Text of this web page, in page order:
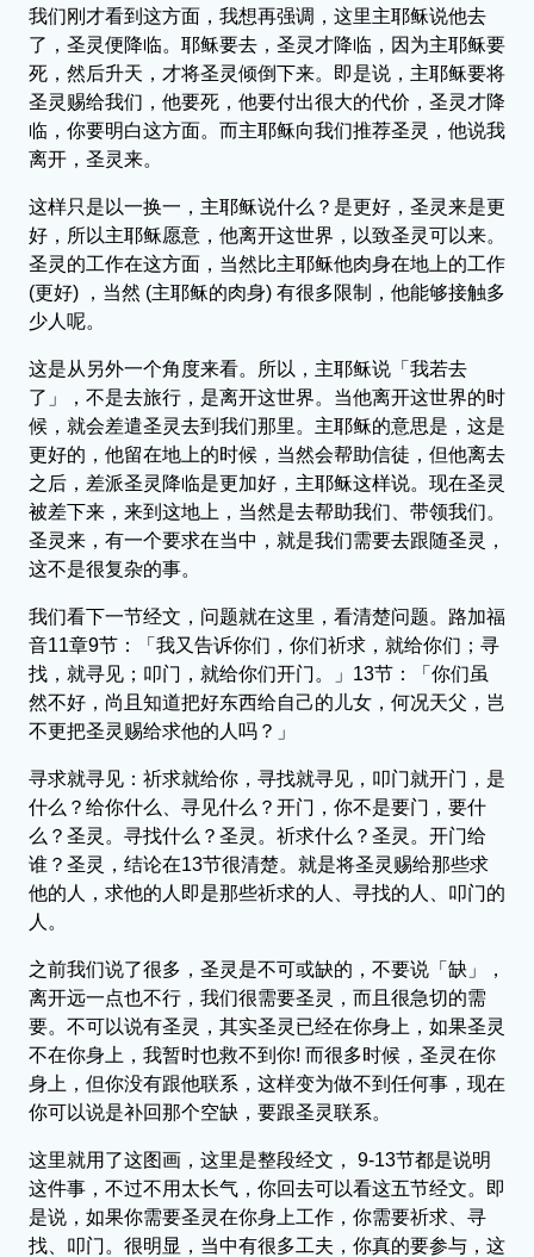
我们刚才看到这方面，我想再强调，这里主耶稣说他去
了，圣灵便降临。耶稣要去，圣灵才降临，因为主耶稣要
死，然后升天，才将圣灵倾倒下来。即是说，主耶稣要将
圣灵赐给我们，他要死，他要付出很大的代价，圣灵才降
临，你要明白这方面。而主耶稣向我们推荐圣灵，他说我
离开，圣灵来。
这样只是以一换一，主耶稣说什么？是更好，圣灵来是更
好，所以主耶稣愿意，他离开这世界，以致圣灵可以来。
圣灵的工作在这方面，当然比主耶稣他肉身在地上的工作
(更好) ，当然 (主耶稣的肉身) 有很多限制，他能够接触多
少人呢。
这是从另外一个角度来看。所以，主耶稣说「我若去
了」，不是去旅行，是离开这世界。当他离开这世界的时
候，就会差遣圣灵去到我们那里。主耶稣的意思是，这是
更好的，他留在地上的时候，当然会帮助信徒，但他离去
之后，差派圣灵降临是更加好，主耶稣这样说。现在圣灵
被差下来，来到这地上，当然是去帮助我们、带领我们。
圣灵来，有一个要求在当中，就是我们需要去跟随圣灵，
这不是很复杂的事。
我们看下一节经文，问题就在这里，看清楚问题。路加福
音11章9节：「我又告诉你们，你们祈求，就给你们；寻
找，就寻见；叩门，就给你们开门。」13节：「你们虽
然不好，尚且知道把好东西给自己的儿女，何况天父，岂
不更把圣灵赐给求他的人吗？」
寻求就寻见：祈求就给你，寻找就寻见，叩门就开门，是
什么？给你什么、寻见什么？开门，你不是要门，要什
么？圣灵。寻找什么？圣灵。祈求什么？圣灵。开门给
谁？圣灵，结论在13节很清楚。就是将圣灵赐给那些求
他的人，求他的人即是那些祈求的人、寻找的人、叩门的
人。
之前我们说了很多，圣灵是不可或缺的，不要说「缺」，
离开远一点也不行，我们很需要圣灵，而且很急切的需
要。不可以说有圣灵，其实圣灵已经在你身上，如果圣灵
不在你身上，我暂时也救不到你! 而很多时候，圣灵在你
身上，但你没有跟他联系，这样变为做不到任何事，现在
你可以说是补回那个空缺，要跟圣灵联系。
这里就用了这图画，这里是整段经文， 9-13节都是说明
这件事，不过不用太长气，你回去可以看这五节经文。即
是说，如果你需要圣灵在你身上工作，你需要祈求、寻
找、叩门。很明显，当中有很多工夫，你真的要参与，这